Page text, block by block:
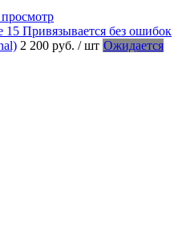
15 Привязывается без ошибок
2 200 руб. / шт Ожидается